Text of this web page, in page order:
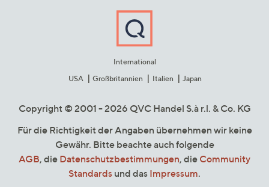
International
USA
Großbritannien Italien Japan
Copyright © 2001 - 2026 QVC Handel S.à r.l. & Co. KG
Für die Richtigkeit der Angaben übernehmen wir keine
Gewähr. Bitte beachte auch folgende
AGB, die Datenschutzbestimmungen, die Community
Standards und das Impressum.